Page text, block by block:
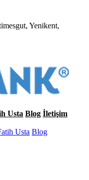
Yenikent,
Usta Blog İletişim
Usta Blog